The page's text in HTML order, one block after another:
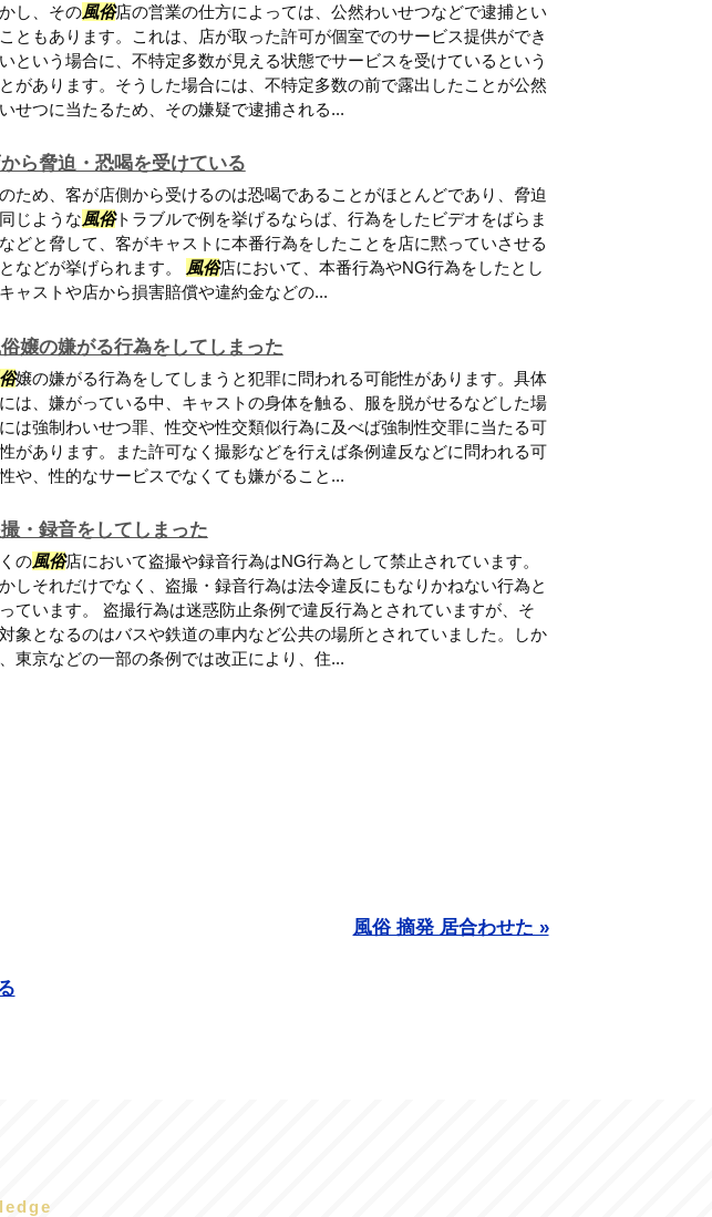
し、その風俗店の営業の仕方によっては、公然わいせつなどで逮捕とい
ともあります。これは、店が取った許可が個室でのサービス提供ができ
という場合に、不特定多数が見える状態でサービスを受けているという
があります。そうした場合には、不特定多数の前で露出したことが公然
せつに当たるため、その嫌疑で逮捕される...
ら脅迫・恐喝を受けている
ため、客が店側から受けるのは恐喝であることがほとんどであり、脅迫
じような風俗トラブルで例を挙げるならば、行為をしたビデオをばらま
などと脅して、客がキャストに本番行為をしたことを店に黙っていさせる
などが挙げられます。
風俗店において、本番行為やNG行為をしたとし
ャストや店から損害賠償や違約金などの...
嬢の嫌がる行為をしてしまった
嬢の嫌がる行為をしてしまうと犯罪に問われる可能性があります。具体
は、嫌がっている中、キャストの身体を触る、服を脱がせるなどした場
は強制わいせつ罪、性交や性交類似行為に及べば強制性交罪に当たる可
があります。また許可なく撮影などを行えば条例違反などに問われる可
や、性的なサービスでなくても嫌がること...
・録音をしてしまった
の風俗店において盗撮や録音行為はNG行為として禁止されています。
しそれだけでなく、盗撮・録音行為は法令違反にもなりかねない行為と
ています。 盗撮行為は迷惑防止条例で違反行為とされていますが、そ
象となるのはバスや鉄道の車内など公共の場所とされていました。しか
東京などの一部の条例では改正により、住...
風俗 摘発 居合わせた »